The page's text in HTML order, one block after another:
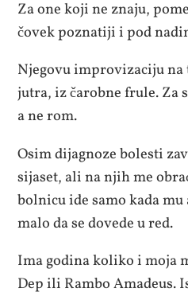
Za one koji ne znaju,
čovek poznatiji i pod
Njegovu improvizaciju na
jutra, iz čarobne frule. Za
a ne rom.
Osim dijagnoze bolesti
sijaset, ali na njih me
bolnicu ide samo kada
malo da se dovede u red.
Ima godina koliko i moja
Dep ili Rambo Amadeus.